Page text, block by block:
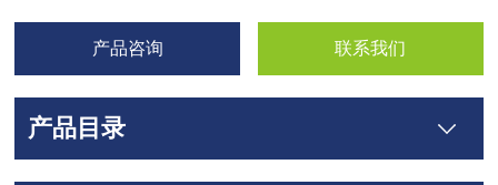
产品咨询 联系我们
产品目录